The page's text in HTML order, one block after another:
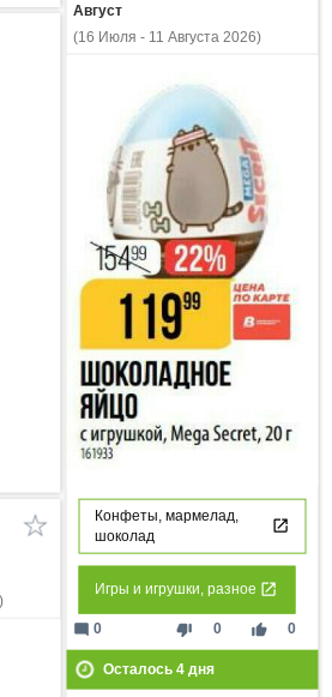
Август
(16 Июля - 11 Августа 2026)
Конфеты, мармелад,
шоколад
Игры и игрушки, разное
thumb_down 0 thumb_up 0
mode_comment 0
Осталось 4дня